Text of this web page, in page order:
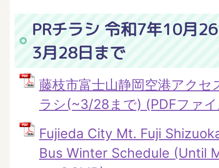
PRチラシ 令和7年10月
3月28日まで
藤枝市富士山静岡空港アク
ラシ(~3/28まで) (PDFファ
Fujieda City Mt. Fuji
Bus Winter Schedule (Until